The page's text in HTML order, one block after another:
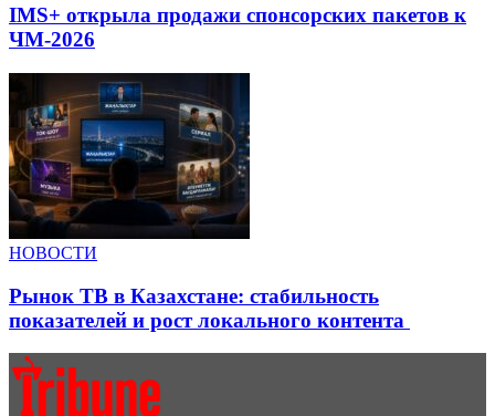
IMS+ открыла продажи спонсорских пакетов к
ЧМ-2026
НОВОСТИ
Рынок ТВ в Казахстане: стабильность
показателей и рост локального контента